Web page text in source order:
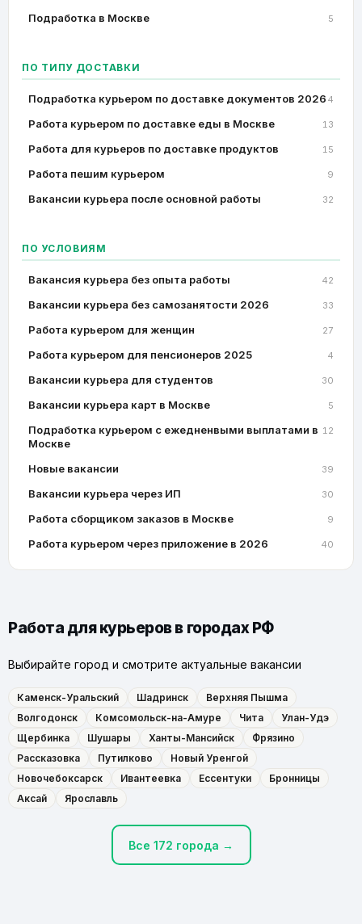
Подработка в Москве 5
ПО ТИПУ ДОСТАВКИ
Подработка курьером по доставке документов 2026 4
Работа курьером по доставке еды в Москве 13
Работа для курьеров по доставке продуктов 15
Работа пешим курьером 9
Вакансии курьера после основной работы 32
ПО УСЛОВИЯМ
Вакансия курьера без опыта работы 42
Вакансии курьера без самозанятости 2026 33
Работа курьером для женщин 27
Работа курьером для пенсионеров 2025 4
Вакансии курьера для студентов 30
Вакансии курьера карт в Москве 5
Подработка курьером с ежедненвыми выплатами в
Москве
12
Новые вакансии 39
Вакансии курьера через ИП 30
Работа сборщиком заказов в Москве 9
Работа курьером через приложение в 2026 40
Работа для курьеров в городах РФ
Выбирайте город и смотрите актуальные вакансии
Каменск-Уральский Шадринск
Верхняя Пышма
Волгодонск
Комсомольск-на-Амуре Чита
Улан-Удэ
Щербинка
Шушары Ханты-Мансийск
Фрязино
Рассказовка
Путилково
Новый Уренгой
Новочебоксарск
Ивантеевка Ессентуки
Бронницы
Аксай
Ярославль
Все 172 города →